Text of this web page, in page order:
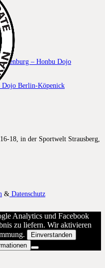
– Honbu Dojo
Dojo Berlin-Köpenick
18, in der Sportwelt Strausberg,
& Datenschutz
Analytics und Facebook
zu liefern. Wir aktivieren
Einverstanden